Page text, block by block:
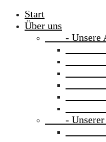
Start
Über uns
- Unsere
-
-
-
-
-
-
- Unserer
-